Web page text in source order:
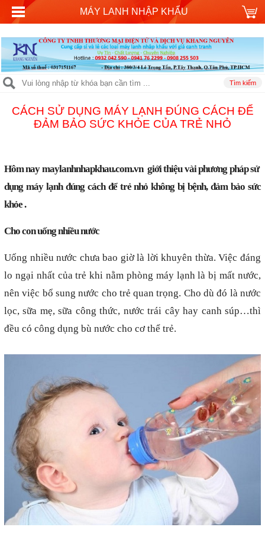
CÁCH SỬ DỤNG MÁY LẠNH ĐÚNG CÁCH ĐỂ
ĐẢM BẢO SỨC KHỎE CỦA TRẺ NHỎ
Hôm naymaylanhnhapkhau.com.vn giới thiệu vài phương pháp sử
dụng máy lạnh đúng cách để trẻ nhỏ không bị bệnh, đảm bảo sức
khỏe .
Cho con uống nhiều nước
Uống nhiều nước chưa bao giờ là lời khuyên thừa. Việc đáng
lo ngại nhất của trẻ khi nằm phòng máy lạnh là bị mất nước,
nên việc bổ sung nước cho trẻ quan trọng. Cho dù đó là nước
lọc, sữa mẹ, sữa công thức, nước trái cây hay canh súp…thì
đều có công dụng bù nước cho cơ thể trẻ.
MÁY LANH NHẬP KHẨU